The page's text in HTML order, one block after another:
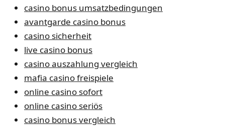
casino bonus umsatzbedingungen
avantgarde casino bonus
casino sicherheit
live casino bonus
casino auszahlung vergleich
mafia casino freispiele
online casino sofort
online casino seriös
casino bonus vergleich